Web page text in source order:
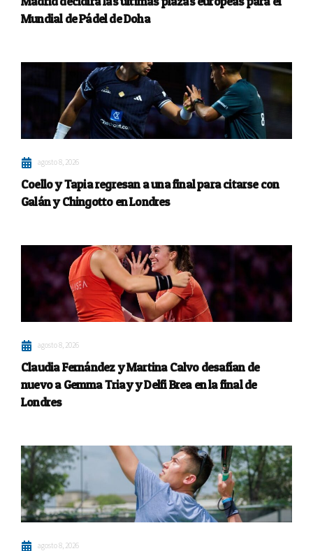
Mundial de Pádel de Doha
agosto 8, 2026
Coello y Tapia regresan a una final para citarse con
Galán y Chingotto en Londres
agosto 8, 2026
Claudia Fernández y Martina Calvo desafían de
nuevo a Gemma Triay y Delfi Brea en la final de
Londres
agosto 8, 2026